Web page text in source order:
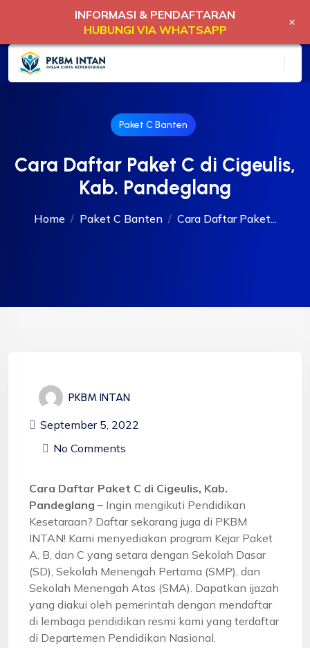
Paket C Banten
Cara Daftar Paket C di Cigeulis,
Kab. Pandeglang
Home Paket C Banten Cara Daftar Paket...
PKBM INTAN
September 5, 2022
No Comments
Cara Daftar Paket C di Cigeulis, Kab.
Pandeglang – Ingin mengikuti Pendidikan
Kesetaraan? Daftar sekarang juga di PKBM
INTAN! Kami menyediakan program Kejar Paket
A, B, dan C yang setara dengan Sekolah Dasar
(SD), Sekolah Menengah Pertama (SMP), dan
Sekolah Menengah Atas (SMA). Dapatkan ijazah
yang diakui oleh pemerintah dengan mendaftar
di lembaga pendidikan resmi kami yang terdaftar
di Departemen Pendidikan Nasional.
INFORMASI & PENDAFTARAN
HUBUNGI VIA WHATSAPP
+